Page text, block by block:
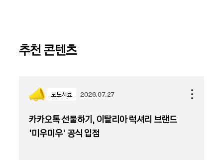
추천 콘텐츠
보도자료 2026.07.27
카카오톡 선물하기, 이탈리아 럭셔리 브랜드
'미우미우' 공식 입점